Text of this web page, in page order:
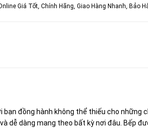
Giá Tốt, Chính Hãng, Giao Hàng Nhanh, Bảo
bạn đồng hành không thể thiếu cho những
dễ dàng mang theo bất kỳ nơi đâu. Bếp